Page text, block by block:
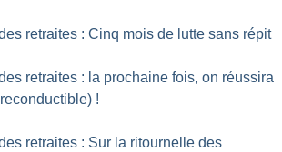
retraites : Cinq mois de lutte sans répit
retraites : la prochaine fois, on réussira
!
retraites : Sur la ritournelle des